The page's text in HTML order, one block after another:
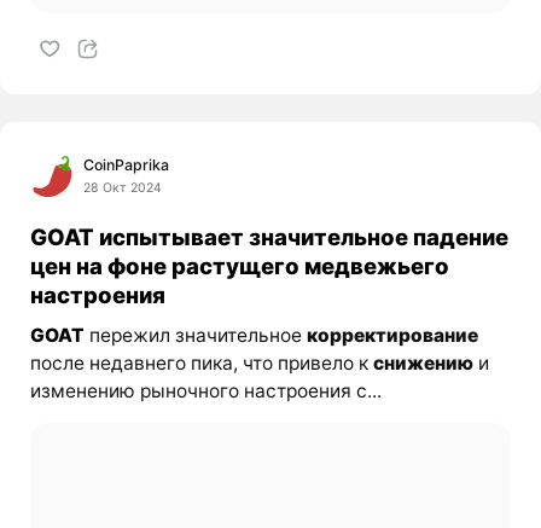
CoinPaprika
28 Окт 2024
GOAT испытывает значительное падение
цен на фоне растущего медвежьего
настроения
GOAT пережил значительное корректирование
после недавнего пика, что привело к снижениюи
изменению рыночного настроения с...